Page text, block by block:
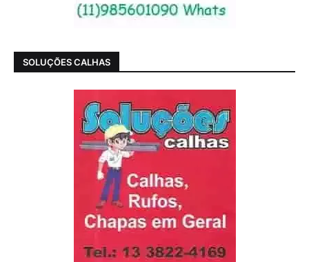
SOLUÇÕES CALHAS